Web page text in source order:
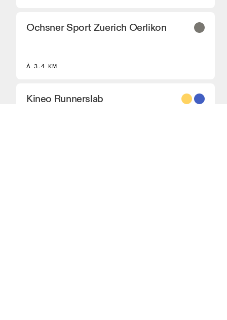
Ochsner Sport Zuerich Oerlikon
À 3.4 KM
Kineo Runnerslab